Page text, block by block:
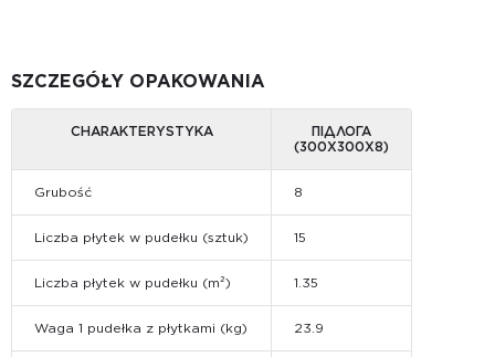
SZCZEGÓŁY OPAKOWANIA
CHARAKTERYSTYKA
ПІДЛОГА
(300Х300Х8)
Grubość 8
Liczba płytek w pudełku (sztuk) 15
Liczba płytek w pudełku (m²) 1.35
Waga 1 pudełka z płytkami (kg) 23.9